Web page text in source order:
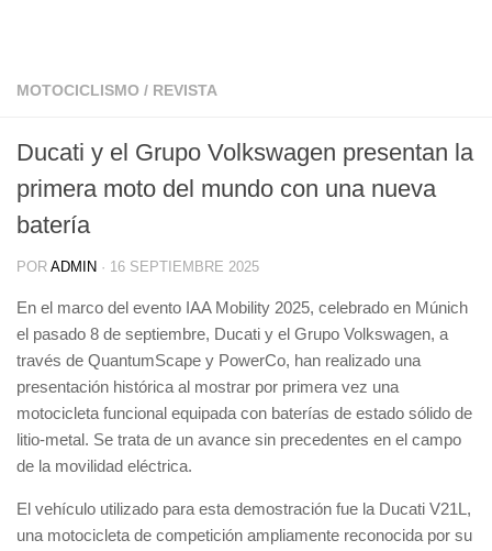
MOTOCICLISMO / REVISTA
Ducati y el Grupo Volkswagen presentan la
primera moto del mundo con una nueva
batería
POR ADMIN · 16 SEPTIEMBRE 2025
En el marco del evento IAA Mobility 2025, celebrado en Múnich
el pasado 8 de septiembre, Ducati y el Grupo Volkswagen, a
través de QuantumScape y PowerCo, han realizado una
presentación histórica al mostrar por primera vez una
motocicleta funcional equipada con baterías de estado sólido de
litio-metal. Se trata de un avance sin precedentes en el campo
de la movilidad eléctrica.
El vehículo utilizado para esta demostración fue la Ducati V21L,
una motocicleta de competición ampliamente reconocida por su